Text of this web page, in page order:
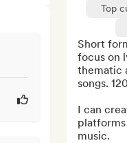
Top
Short
focus on
thematic
songs.
I can
music.